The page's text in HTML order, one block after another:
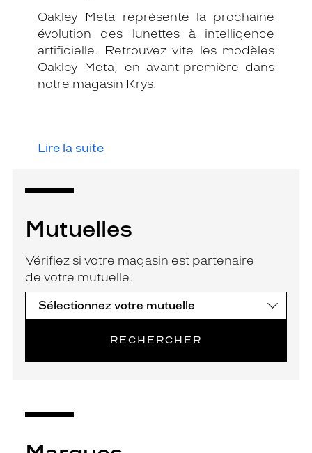
Oakley Meta représente la prochaine
évolution des lunettes à intelligence
artificielle. Retrouvez vite les modèles
Oakley Meta, en avant-première dans
notre magasin Krys.
Lire la suite
Mutuelles
Vérifiez si votre magasin est partenaire
de votre mutuelle.
RECHERCHER